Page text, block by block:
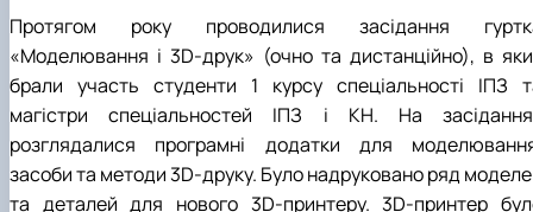
Протягом року проводилися засідання
«Моделювання і 3D-друк» (очно та дистанційно), в
брали участь студенти 1 курсу спеціальності ІПЗ
магістри спеціальностей ІПЗ і КН. На
розглядалися програмні додатки для
засоби та методи 3D-друку. Було надруковано ряд
та деталей для нового 3D-принтеру. 3D-принтер